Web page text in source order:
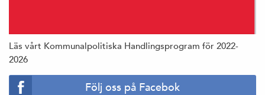
Läs vårt Kommunalpolitiska Handlingsprogram för 2022-
2026
Följ oss på Facebok